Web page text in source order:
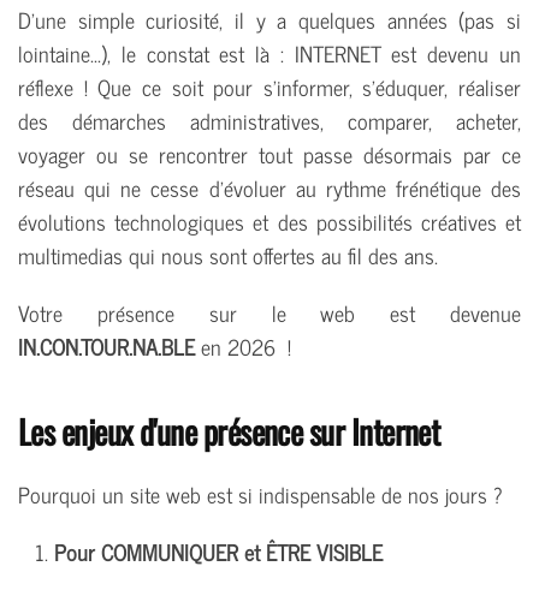
D'une simple curiosité, il y a quelques années (pas si
lointaine...), le constat est là : INTERNET est devenu un
réflexe ! Que ce soit pour s'informer, s'éduquer, réaliser
des démarches administratives, comparer, acheter,
voyager ou se rencontrer tout passe désormais par ce
réseau qui ne cesse d'évoluer au rythme frénétique des
évolutions technologiques et des possibilités créatives et
multimedias qui nous sont offertes au fil des ans.
Votre présence sur le web est devenue
IN.CON.TOUR.NA.BLEen 2026 !
Les enjeux d'une présence sur Internet
Pourquoi un site web est si indispensable de nos jours ?
Pour COMMUNIQUER et ÊTRE VISIBLE